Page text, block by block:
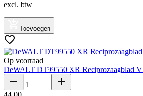
excl. btw
Toevoegen
Op voorraad
DeWALT DT99550 XR Reciprozaagblad